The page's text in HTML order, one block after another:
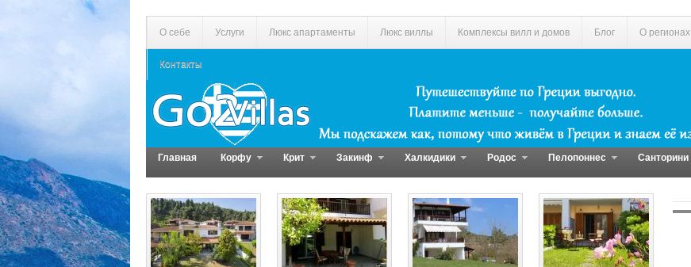
О себе Услуги Люкс апартаменты Люкс виллы Комплексы вилл и домов Блог О регионах
Контакты
Главная Корфу Крит Закинф Халкидики Родос Пелопоннес Санторини